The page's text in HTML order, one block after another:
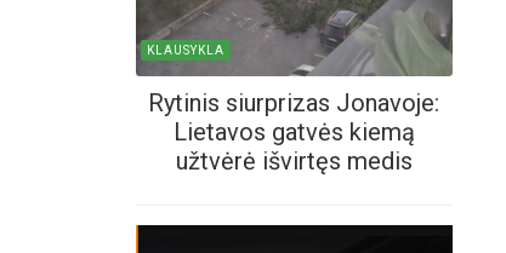
KLAUSYKLA
Rytinis siurprizas Jonavoje:
Lietavos gatvės kiemą
užtvėrė išvirtęs medis